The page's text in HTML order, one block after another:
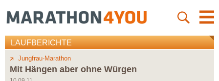
LAUFBERICHTE
Jungfrau-Marathon
Mit Hängen aber ohne Würgen